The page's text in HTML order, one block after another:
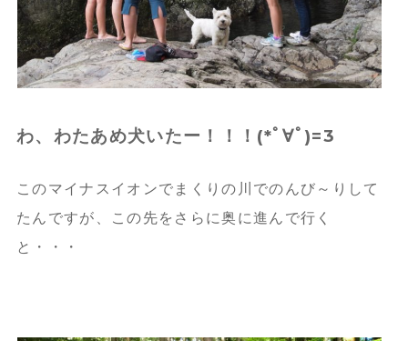
わ、わたあめ犬いたー！！！(*ﾟ∀ﾟ)=3
このマイナスイオンでまくりの川でのんび～りして
たんですが、
この先をさらに奥に進んで行く
と・・・